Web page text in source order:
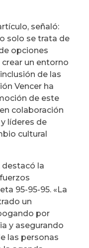
señaló:
solo se trata de
opciones
un entorno
de las
Vencer ha
de este
colaboración
líderes de
cultural
destacó la
95-95-95. «La
un
por
y asegurando
las personas